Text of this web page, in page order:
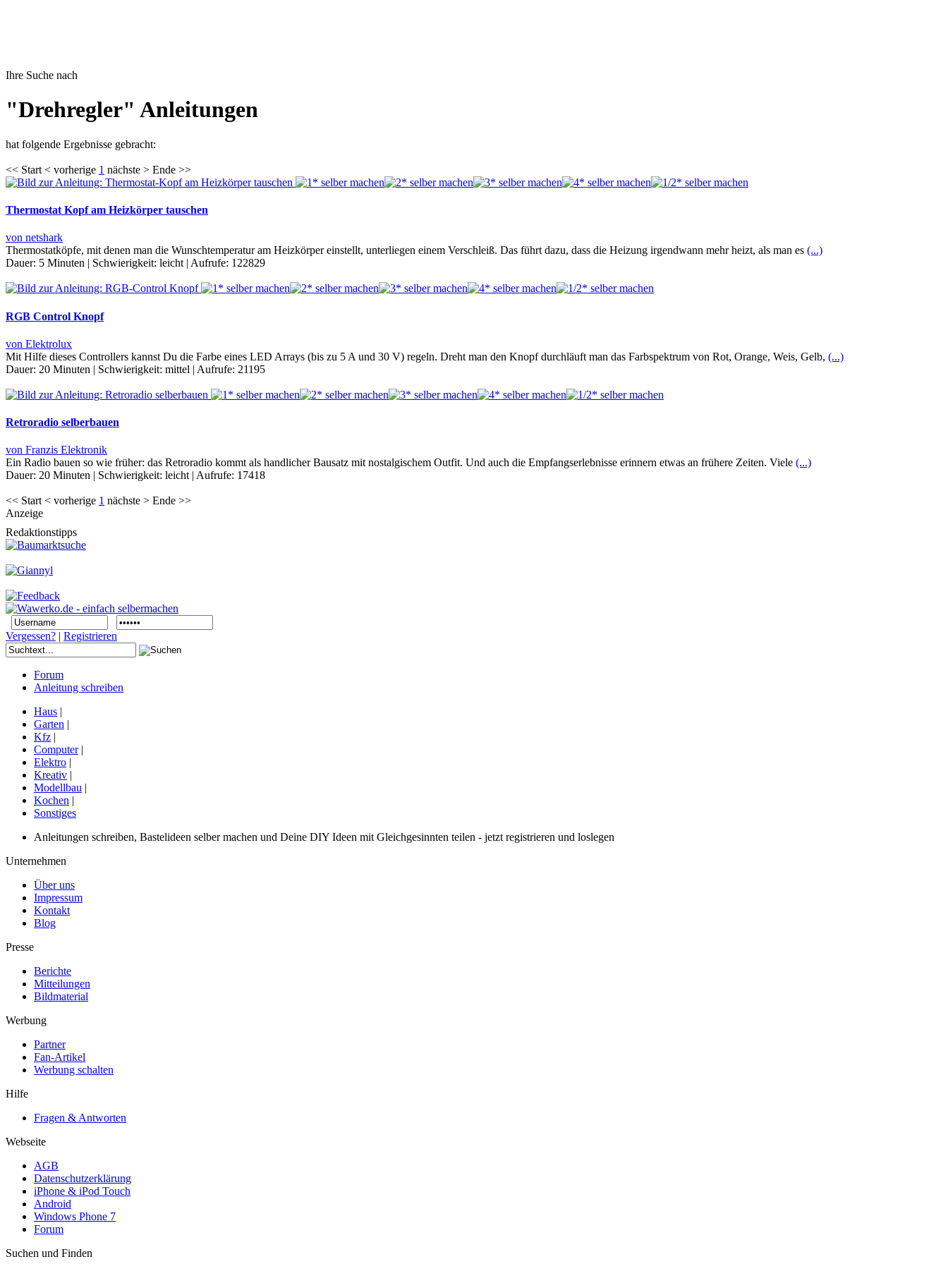
Ihre Suche nach
"Drehregler" Anleitungen
hat folgende Ergebnisse gebracht:
<< Start < vorherige 1 nächste > Ende >>
Thermostat Kopf am Heizkörper tauschen
von netshark
Thermostatköpfe, mit denen man die Wunschtemperatur am Heizkörper einstellt, unterliegen einem Verschleiß. Das führt dazu, dass die Heizung irgendwann mehr heizt, als man es (...)
Dauer: 5 Minuten | Schwierigkeit: leicht | Aufrufe: 122829
RGB Control Knopf
von Elektrolux
Mit Hilfe dieses Controllers kannst Du die Farbe eines LED Arrays (bis zu 5 A und 30 V) regeln. Dreht man den Knopf durchläuft man das Farbspektrum von Rot, Orange, Weis, Gelb, (...)
Dauer: 20 Minuten | Schwierigkeit: mittel | Aufrufe: 21195
Retroradio selberbauen
von Franzis Elektronik
Ein Radio bauen so wie früher: das Retroradio kommt als handlicher Bausatz mit nostalgischem Outfit. Und auch die Empfangserlebnisse erinnern etwas an frühere Zeiten. Viele (...)
Dauer: 20 Minuten Schwierigkeit: leicht Aufrufe: 17418
<< Start < vorherige 1 nächste > Ende >>
Anzeige
Redaktionstipps
Vergessen? Registrieren
Forum
Anleitung schreiben
Haus
Garten
Kfz
Computer|
Elektro
Kreativ
Modellbau
Kochen
Sonstiges
Anleitungen schreiben, Bastelideen selber machen und Deine DIY Ideen mit Gleichgesinnten teilen - jetzt registrieren und loslegen
Unternehmen
Über uns
Impressum
Kontakt
Blog
Presse
Berichte
Mitteilungen
Bildmaterial
Werbung
Partner
Fan-Artikel
Werbung schalten
Hilfe
Fragen & Antworten
Webseite
AGB
Datenschutzerklärung
iPhone & iPod Touch
Android
Windows Phone 7
Forum
Suchen und Finden